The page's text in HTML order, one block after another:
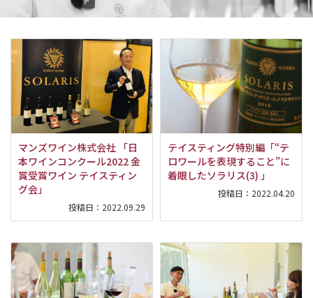
マンズワイン株式会社 「日
本ワインコンクール2022 金
賞受賞ワイン テイスティン
グ会」
投稿日： 2022.09.29
テイスティング特別編「“テ
ロワールを表現すること”に
着眼したソラリス(3) 」
投稿日： 2022.04.20